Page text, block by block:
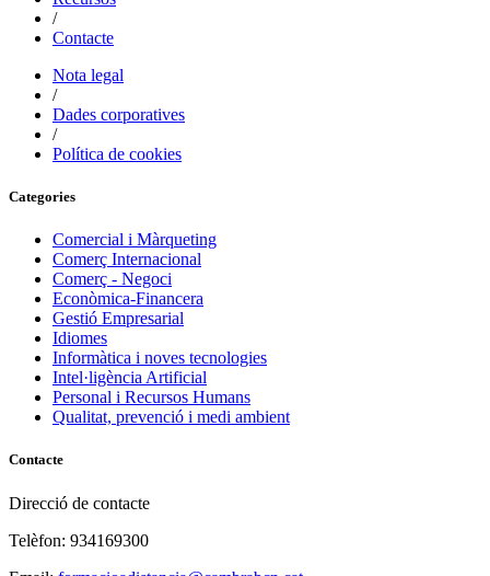
/
Contacte
Nota legal
/
Dades corporatives
/
Política de cookies
Categories
Comercial i Màrqueting
Comerç Internacional
Comerç - Negoci
Econòmica-Financera
Gestió Empresarial
Idiomes
Informàtica i noves tecnologies
Intel·ligència Artificial
Personal i Recursos Humans
Qualitat, prevenció i medi ambient
Contacte
Direcció de contacte
Telèfon: 934169300